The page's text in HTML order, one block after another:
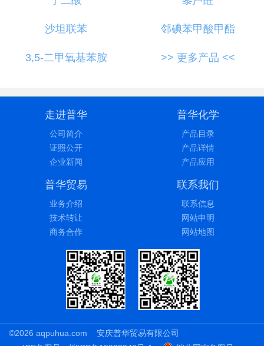
沙坦联苯 邻碘苯甲酸甲酯
3,5-二甲氧基苯胺 >> 更多产品 <<
走进普华
公司简介
证照公开
企业新闻
普华化学
产品目录
产品详情
产品应用
普华贸易
业务介绍
技术转让
商务合作
联系我们
联系信息
网站申明
网站地图
©2026 aqpuhua.com 安庆普华贸易有限公司